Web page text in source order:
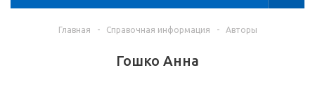
Главная - Справочная информация - Авторы
Гошко Анна